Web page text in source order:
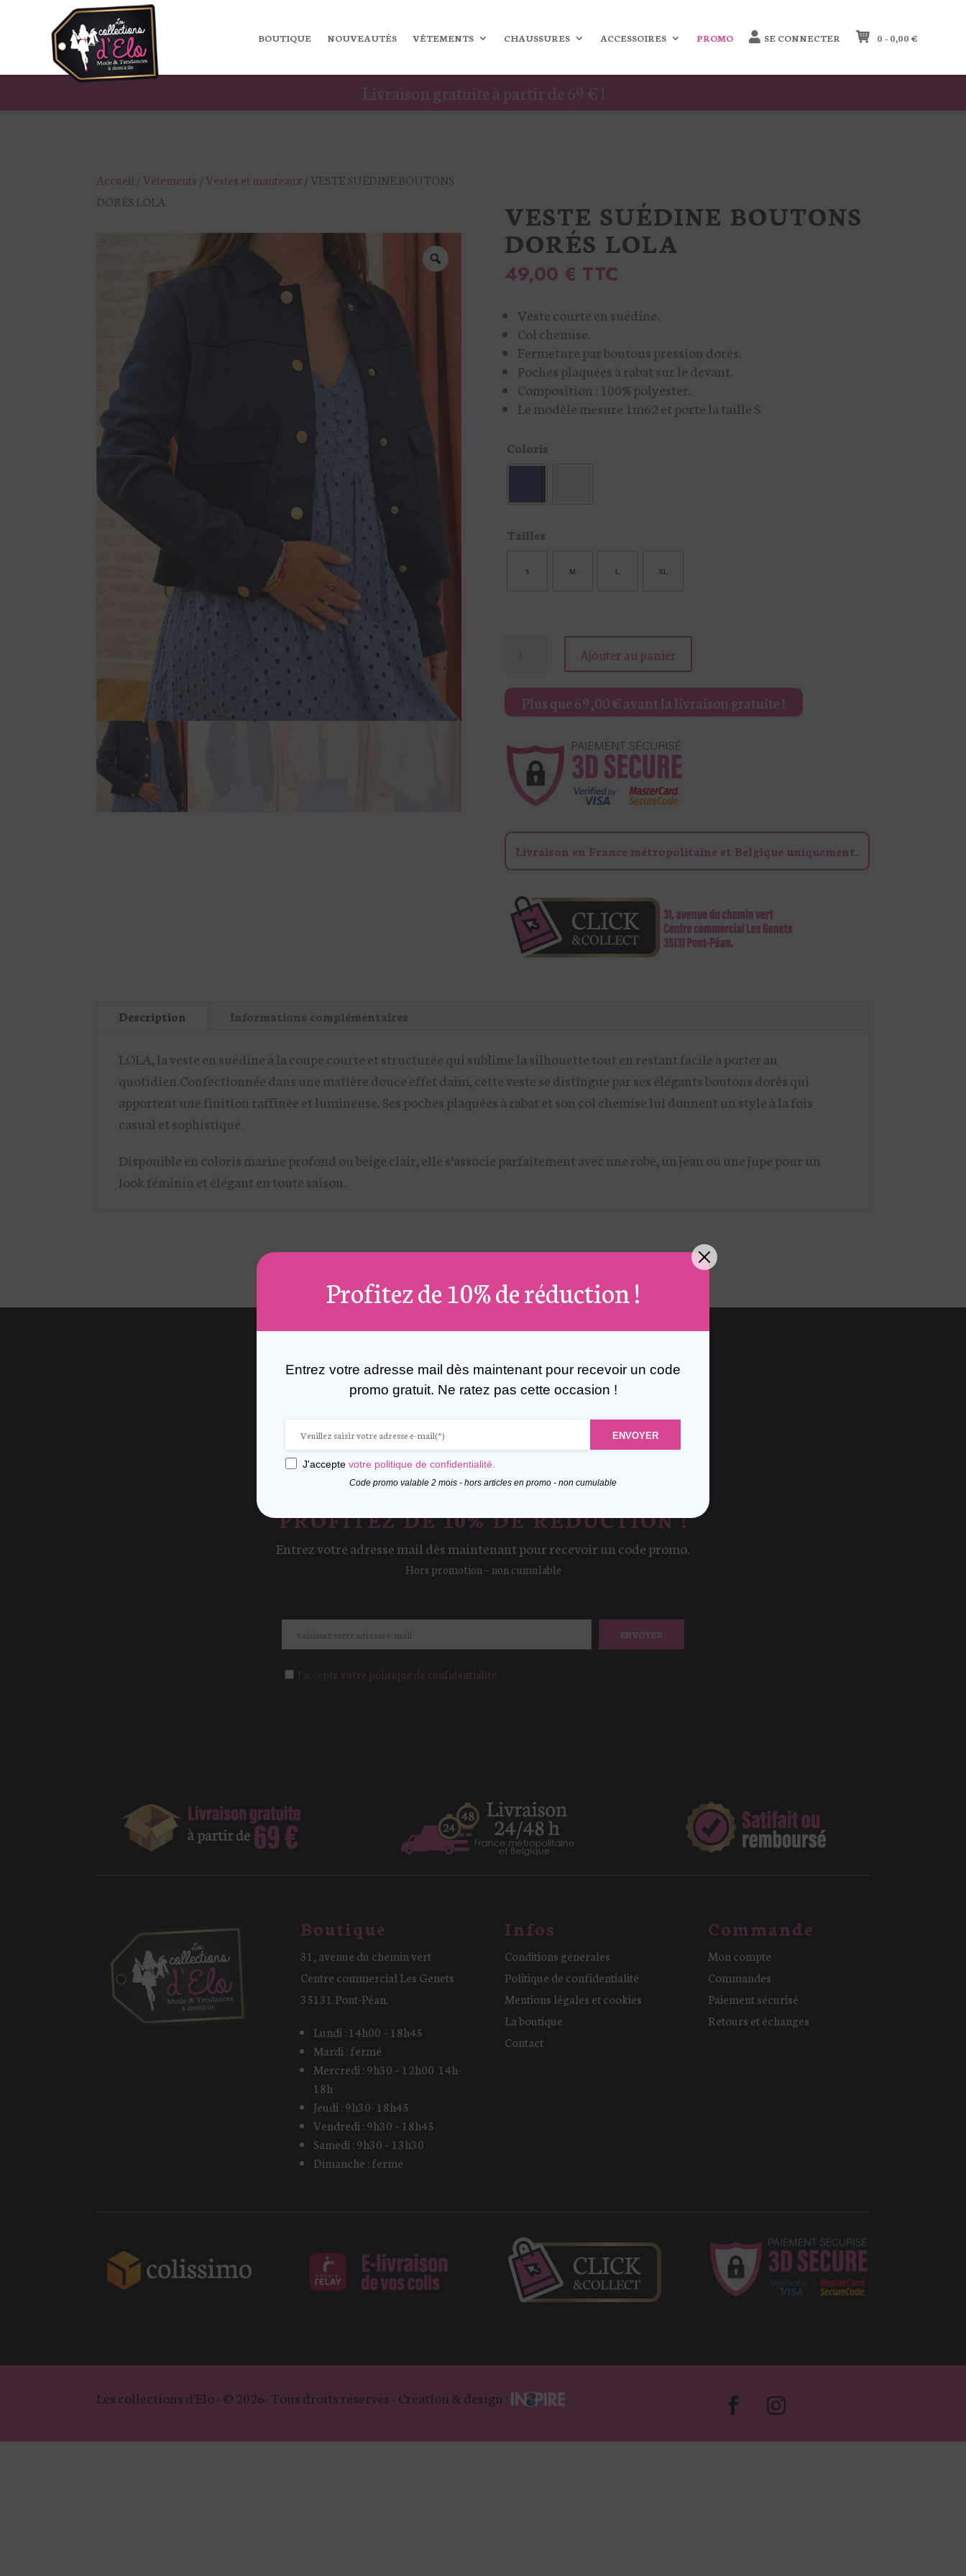
BOUTIQUE NOUVEAUTÉS VÊTEMENTS CHAUSSURES ACCESSOIRES PROMO SE CONNECTER 0 - 0,00 €
Livraison gratuite à partir de 69 € !
Accueil /Vêtements /Vestes et manteaux / VESTE SUÉDINE BOUTONS
DORÉS LOLA
VESTE SUÉDINE BOUTONS
DORÉS LOLA
49,00 € TTC
Veste courte en suédine.
Col chemise.
Fermeture par boutons pression dorés.
Poches plaquées à rabat sur le devant.
Composition : 100% polyester.
Le modèle mesure 1m62 et porte la taille S
Coloris
Tailles
S M L XL
VESTE
SUÉDINE
DORÉS
LOLA
Ajouter au panier
Plus que69,00€avant la livraison gratuite !
Livraison en France métropolitaine et Belgique uniquement.
Description Informations complémentaires
LOLA, la veste en suédine à la coupe courte et structurée qui sublime la silhouette tout en restant facile à porter au
quotidien.Confectionnée dans une matière douce effet daim, cette veste se distingue par ses élégants boutons dorés qui
apportent une finition raffinée et lumineuse. Ses poches plaquées à rabat et son col chemise lui donnent un style à la fois
casual et sophistiqué.
Disponible en coloris marine profond ou beige clair, elle s’associe parfaitement avec une robe, un jean ou une jupe pour un
look féminin et élégant en toute saison.
PROFITEZ DE 10% DE RÉDUCTION !
Entrez votre adresse mail dès maintenant pour recevoir un code promo.
Hors promotion – non cumulable
ENVOYER
votre politique de confidentialité.
Boutique
31, avenue du chemin vert
Centre commercial Les Genets
35131 Pont-Péan.
Lundi : 14h00 – 18h45
Mardi : fermé
Mercredi : 9h30 – 12h00 14h-
18h
Jeudi : 9h30- 18h45
Vendredi : 9h30 – 18h45
Samedi : 9h30 – 13h30
Dimanche : fermé
Infos
Conditions générales
Politique de confidentialité
Mentions légales et cookies
La boutique
Contact
Commande
Mon compte
Commandes
Paiement sécurisé
Retours et échanges
Les collections d'Elo - © 2026- Tous droits réservés - Création & design :
Profitez de 10% de réduction !
Entrez votre adresse mail dès maintenant pour recevoir un code
promo gratuit. Ne ratez pas cette occasion !
ENVOYER
J'accepte votre politique de confidentialité.
Code promo valable 2 mois - hors articles en promo - non cumulable